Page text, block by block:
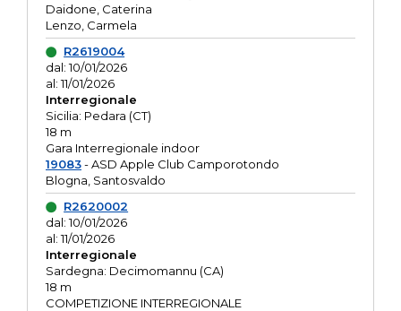
Daidone, Caterina
Lenzo, Carmela
R2619004
dal: 10/01/2026
al: 11/01/2026
Interregionale
Sicilia: Pedara (CT)
18 m
Gara Interregionale indoor
19083- ASD Apple Club Camporotondo
Blogna, Santosvaldo
R2620002
dal: 10/01/2026
al: 11/01/2026
Interregionale
Sardegna: Decimomannu (CA)
18 m
COMPETIZIONE INTERREGIONALE